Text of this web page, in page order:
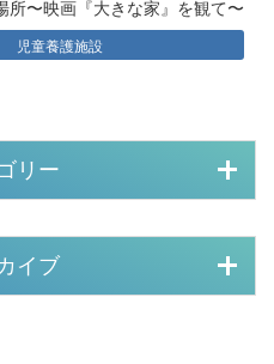
所〜映画『大きな家』を観て〜
児童養護施設
リー
イブ